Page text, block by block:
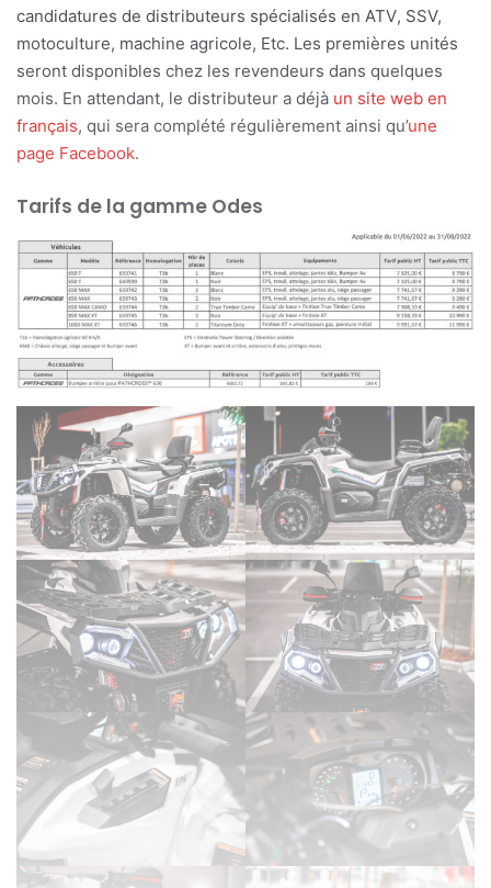
candidatures de distributeurs spécialisés en ATV, SSV,
motoculture, machine agricole, Etc. Les premières unités
seront disponibles chez les revendeurs dans quelques
mois. En attendant, le distributeur a déjà un site web en
français, qui sera complété régulièrement ainsi qu’une
page Facebook.
Tarifs de la gamme Odes